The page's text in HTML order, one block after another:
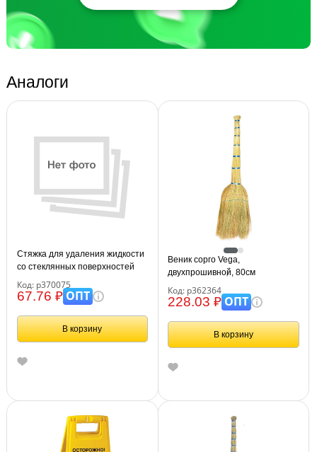
Аналоги
Стяжка для удаления жидкости
со стеклянных поверхностей
пластик.
Код: р370075
67.76 ₽ОПТ
В корзину
Веник сорго Vega,
двухпрошивной, 80см
Код: р362364
228.03 ₽ОПТ
В корзину